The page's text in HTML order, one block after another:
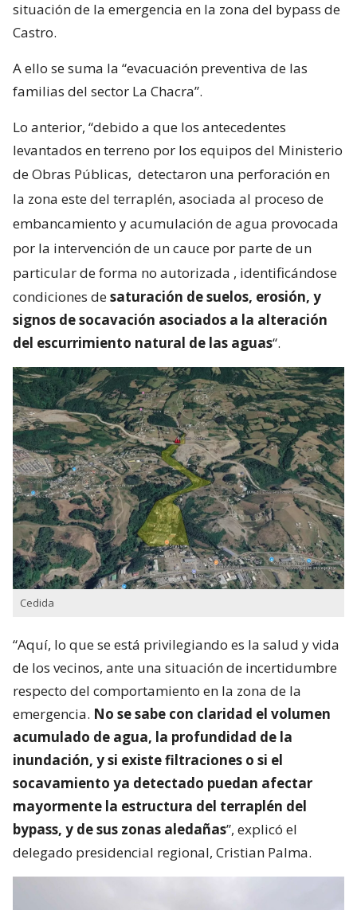
situación de la emergencia en la zona del bypass de
Castro.
A ello se suma la “evacuación preventiva de las
familias del sector La Chacra”.
Lo anterior, “debido a que los antecedentes
levantados en terreno por los equipos del Ministerio
de Obras Públicas, detectaron una perforación en
la zona este del terraplén, asociada al proceso de
embancamiento y acumulación de agua provocada
por la intervención de un cauce por parte de un
particular de forma no autorizada , identificándose
condiciones desaturación de suelos, erosión, y
signos de socavación asociados a la alteración
del escurrimiento natural de las aguas“.
Cedida
“Aquí, lo que se está privilegiando es la salud y vida
de los vecinos, ante una situación de incertidumbre
respecto del comportamiento en la zona de la
emergencia. No se sabe con claridad el volumen
acumulado de agua, la profundidad de la
inundación, y si existe filtraciones o si el
socavamiento ya detectado puedan afectar
mayormente la estructura del terraplén del
bypass, y de sus zonas aledañas”, explicó el
delegado presidencial regional, Cristian Palma.